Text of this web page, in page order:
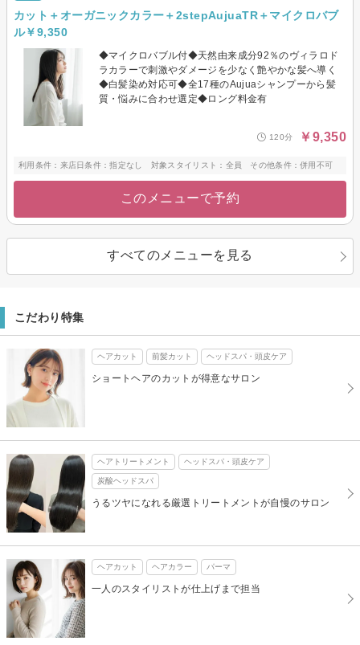
カット＋オーガニックカラー＋2stepAujuaTR＋マイクロバブ
ル￥9,350
◆マイクロバブル付◆天然由来成分92％のヴィラロド
ラカラーで刺激やダメージを少なく艶やかな髪へ導く
◆白髪染め対応可◆全17種のAujuaシャンプーから髪
質・悩みに合わせ選定◆ロング料金有
120分 ￥9,350
利用条件：来店日条件：指定なし 対象スタイリスト：全員 その他条件：併用不可
このメニューで予約
すべてのメニューを見る
こだわり特集
ヘアカット 前髪カット ヘッドスパ・頭皮ケア
ショートヘアのカットが得意なサロン
ヘアトリートメント ヘッドスパ・頭皮ケア
炭酸ヘッドスパ
うるツヤになれる厳選トリートメントが自慢のサロン
ヘアカット ヘアカラー パーマ
一人のスタイリストが仕上げまで担当